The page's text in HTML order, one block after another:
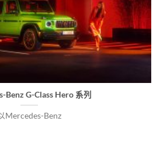
Benz G-Class Hero 系列
Mercedes-Benz